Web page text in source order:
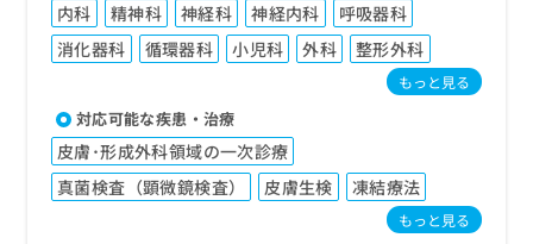
内科 精神科 神経科 神経内科
呼吸器科
消化器科
循環器科 小児科 外科 整形外科
もっと見る
対応可能な疾患・治療
皮膚･形成外科領域の一次診療
真菌検査（顕微鏡検査）
皮膚生検 凍結療法
もっと見る